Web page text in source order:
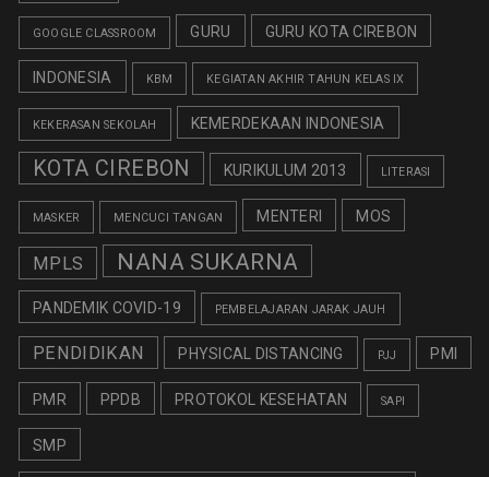
GOOGLE CLASSROOM GURU GURU KOTA CIREBON
INDONESIA KBM KEGIATAN AKHIR TAHUN KELAS IX
KEKERASAN SEKOLAH KEMERDEKAAN INDONESIA
KOTA CIREBON KURIKULUM 2013 LITERASI
MASKER MENCUCI TANGAN MENTERI MOS
MPLS NANA SUKARNA
PANDEMIK COVID-19 PEMBELAJARAN JARAK JAUH
PENDIDIKAN PHYSICAL DISTANCING PJJ PMI
PMR PPDB PROTOKOL KESEHATAN SAPI
SMP